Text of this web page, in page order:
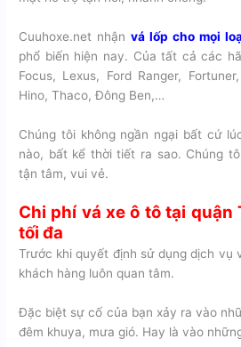
Cuuhoxe.net nhận vá lốp cho mọi
phổ biến hiện nay. Của tất cả các
Focus, Lexus, Ford Ranger,
Hino, Thaco, Đông Ben,…
Chúng tôi không ngần ngại bất cứ
nào, bất kể thời tiết ra sao. Chúng
tận tâm, vui vẻ.
Chi phí vá xe ô tô tại quận
tối đa
Trước khi quyết định sử dụng dịch vụ
khách hàng luôn quan tâm.
Đặc biệt sự cố của bạn xảy ra vào
đêm khuya, mưa gió. Hay là vào